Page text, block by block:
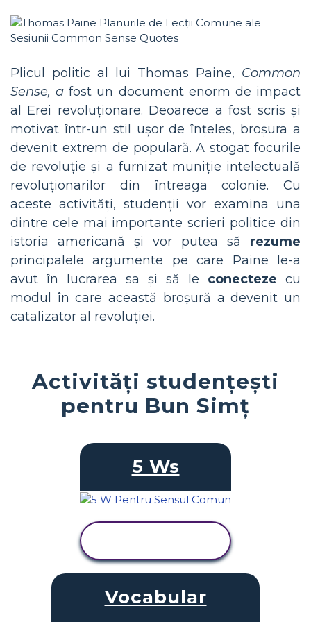
Plicul politic al lui Thomas Paine, Common
Sense, a fost un document enorm de impact
al Erei revoluționare. Deoarece a fost scris și
motivat într-un stil ușor de înțeles, broșura a
devenit extrem de populară. A stogat focurile
de revoluție și a furnizat muniție intelectuală
revoluționarilor din întreaga colonie. Cu
aceste activități, studenții vor examina una
dintre cele mai importante scrieri politice din
istoria americană și vor putea să rezume
principalele argumente pe care Paine le-a
avut în lucrarea sa și să le conecteze cu
modul în care această broșură a devenit un
catalizator al revoluției.
Activități studențești
pentru Bun Simț
5 Ws
Vocabular